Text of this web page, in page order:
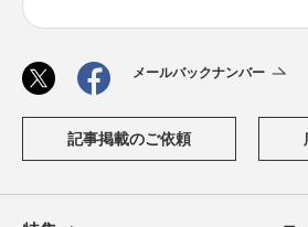
メールバックナンバー
記事掲載のご依頼